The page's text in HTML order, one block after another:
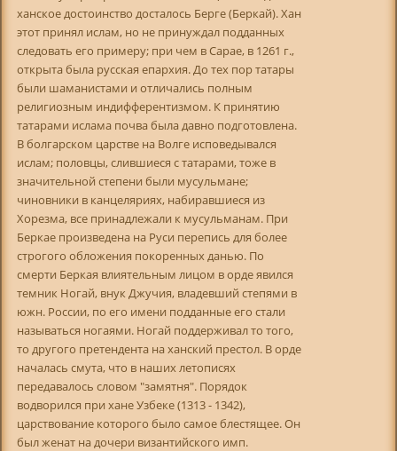
ханское достоинство досталось Берге (Беркай). Хан
этот принял ислам, но не принуждал подданных
следовать его примеру; при чем в Сарае, в 1261 г.,
открыта была русская епархия. До тех пор татары
были шаманистами и отличались полным
религиозным индифферентизмом. К принятию
татарами ислама почва была давно подготовлена.
В болгарском царстве на Волге исповедывался
ислам; половцы, слившиеся с татарами, тоже в
значительной степени были мусульмане;
чиновники в канцеляриях, набиравшиеся из
Хорезма, все принадлежали к мусульманам. При
Беркае произведена на Руси перепись для более
строгого обложения покоренных данью. По
смерти Беркая влиятельным лицом в орде явился
темник Ногай, внук Джучия, владевший степями в
южн. России, по его имени подданные его стали
называться ногаями. Ногай поддерживал то того,
то другого претендента на ханский престол. В орде
началась смута, что в наших летописях
передавалось словом "замятня". Порядок
водворился при хане Узбеке (1313 - 1342),
царствование которого было самое блестящее. Он
был женат на дочери византийского имп.